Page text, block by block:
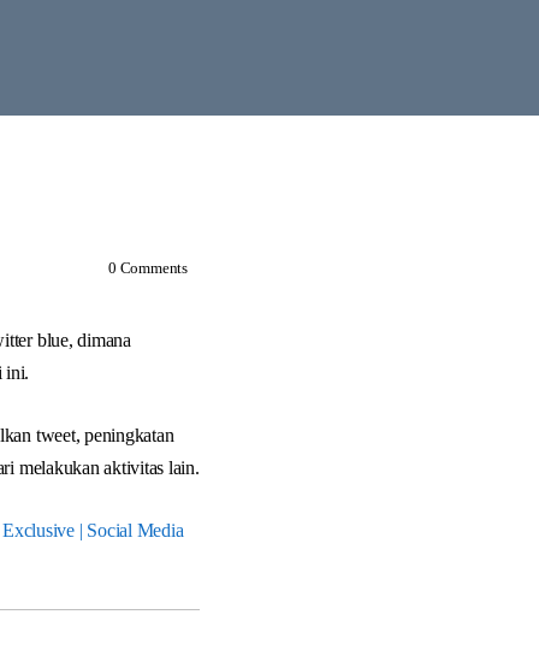
0 Comments
blue, dimana
ini.
tweet, peningkatan
melakukan aktivitas lain.
| Social Media